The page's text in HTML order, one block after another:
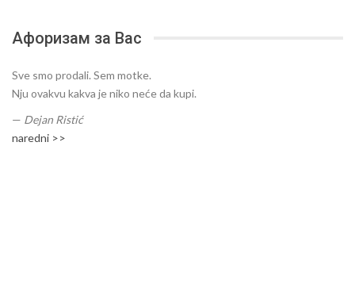
Афоризам за Вас
Sve smo prodali. Sem motke.
Nju ovakvu kakva je niko neće da kupi.
— Dejan Ristić
naredni >>